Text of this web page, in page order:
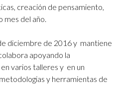
creación de pensamiento,
del año.
diciembre de 2016 y mantiene
apoyando la
varios talleres y en un
y herramientas de